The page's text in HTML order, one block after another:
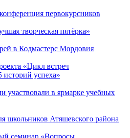
первокурсников
творческая пятёрка»
в Кодмастерс Мордовия
«Цикл встреч
успеха»
участвовали в ярмарке учебных
школьников Атяшевского района
семинар «Вопросы